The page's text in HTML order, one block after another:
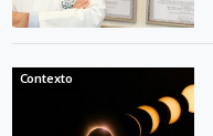
Contexto